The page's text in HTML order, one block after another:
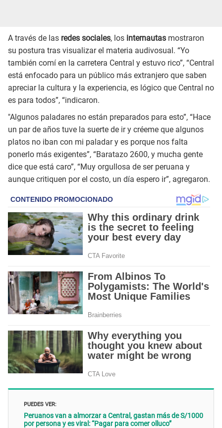
A través de las redes sociales, los internautas mostraron
su postura tras visualizar el materia audivosual. “Yo
también comí en la carretera Central y estuvo rico”, “Central
está enfocado para un público más extranjero que saben
apreciar la cultura y la experiencia, es lógico que Central no
es para todos”, “indicaron.
"Algunos paladares no están preparados para esto”, “Hace
un par de años tuve la suerte de ir y créeme que algunos
platos no iban con mi paladar y es porque nos falta
ponerlo más exigentes”, “Baratazo 2600, y mucha gente
dice que está caro”, “Muy orgullosa de ser peruana y
aunque critiquen por el costo, un día espero ir”, agregaron.
PUEDES VER:
Peruanos van a almorzar a Central, gastan más de S/1000
por persona y es viral: “Pagar para comer olluco”